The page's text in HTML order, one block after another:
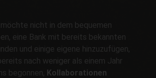
nicht in dem bequemen
eine Bank mit bereits bekannten
und einige eigene hinzuzufügen,
nach weniger als einem Jahr
begonnen, Kollaborationen